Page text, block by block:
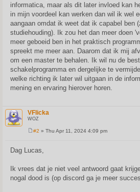
informatica, maar als dit later invloed kan
in mijn voordeel kan werken dan wil ik wel
aangaan omdat ik weet dat ik capabel ben
studiehouding). Ik zou het dan meer doen
meer geboeid ben in het praktisch
spreekt me meer aan. Daarom dat ik mij
om een master te behalen. Ik wil nu de
schakelprogramma en dergelijke te
welke richting ik later wil uitgaan in de
mening en ervaring hierover horen.
VFlicka
WOZ
t
#2 » Thu Apr 11, 2024 4:09 pm
Dag Lucas,
Ik vrees dat je niet veel antwoord gaat
nogal dood is (op discord ga je meer